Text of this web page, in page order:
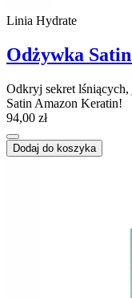
Linia Hydrate
Odżywka
Odkryj sekret lśniących,
Satin Amazon Keratin!
94,00 zł
Dodaj do koszyka